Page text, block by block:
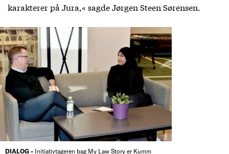
karakterer på Jura,« sagde Jørgen Steen Sørensen.
DIALOG - Initiativtageren bag My Law Story er Kumm